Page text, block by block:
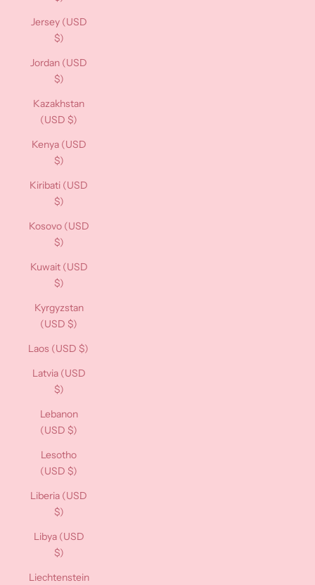
Jersey (USD
$)
Jordan (USD
$)
Kazakhstan
(USD $)
Kenya (USD
$)
Kiribati (USD
$)
Kosovo (USD
$)
Kuwait (USD
$)
Kyrgyzstan
(USD $)
Laos (USD $)
Latvia (USD
$)
Lebanon
(USD $)
Lesotho
(USD $)
Liberia (USD
$)
Libya (USD
$)
Liechtenstein